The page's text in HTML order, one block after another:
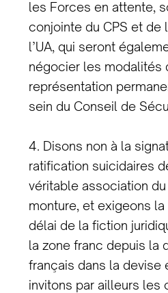
les Forces en attente,
conjointe du CPS et de
l’UA, qui seront
négocier les modalités
représentation
sein du Conseil de
4. Disons non à la
ratification suicidaires
véritable association
monture, et exigeons
délai de la fiction
la zone franc depuis la
français dans la devise
invitons par ailleurs les